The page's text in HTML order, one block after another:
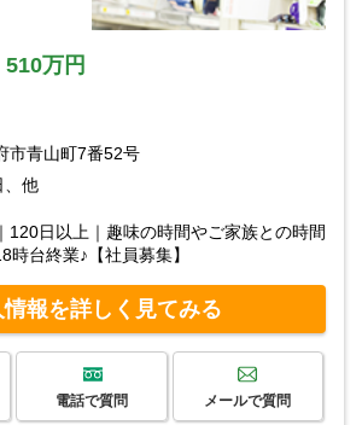
万円
市青山町7番52号
、他
120日以上｜趣味の時間やご家族との時間
時台終業♪【社員募集】
報を詳しく見てみる
電話で質問 メールで質問